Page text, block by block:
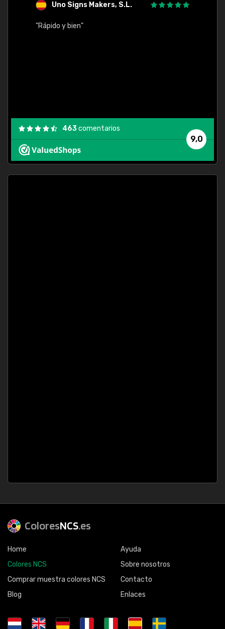
Uno Signs Makers, S.L.
"Rápido y bien"
9,0
463comentarios
ColoresNCS.es
Home
Colores NCS
Comprar muestra colores NCS
Blog
Ayuda
Sobre nosotros
Contacto
Enlaces